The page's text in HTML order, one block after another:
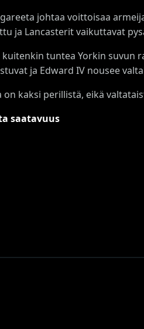
johtaa voittoisaa
ja Lancasterit vaikuttavat
tuntea Yorkin suvun
ja Edward IV nousee
kaksi perillistä, eikä
saatavuus